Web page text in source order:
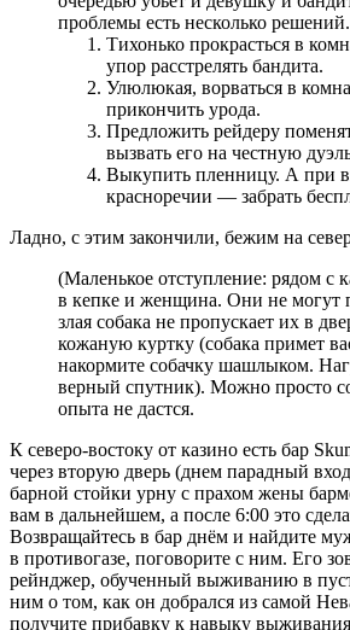
проблемы есть несколько решений.
Тихонько прокрасться в
упор расстрелять бандита.
Улюлюкая, ворваться в
прикончить урода.
Предложить рейдеру
вызвать его на честную
Выкупить пленницу. А при
красноречии — забрать
Ладно, с этим закончили, бежим на
(Маленькое отступление: рядом с
в кепке и женщина. Они не могут
злая собака не пропускает их в
кожаную куртку (собака примет
накормите собачку шашлыком.
верный спутник). Можно просто
опыта не дастся.
К северо-востоку от казино есть бар
через вторую дверь (днем парадный
барной стойки урну с прахом жены
вам в дальнейшем, а после 6:00 это
Возвращайтесь в бар днём и найдите
в противогазе, поговорите с ним. Его
рейнджер, обученный выживанию в
ним о том, как он добрался из самой
получите прибавку к навыку